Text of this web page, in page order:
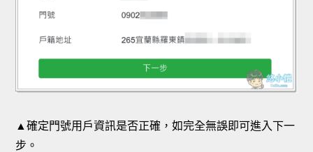
▲確定門號用戶資訊是否正確，如完全無誤即可進入下一
步。